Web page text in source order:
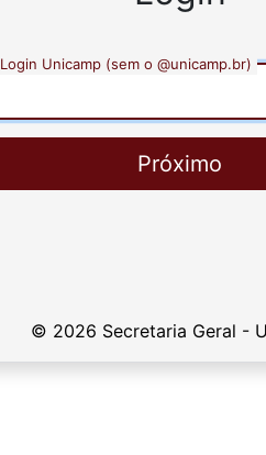
Login Unicamp (sem o @unicamp.br)
Próximo
© 2026 Secretaria Geral -